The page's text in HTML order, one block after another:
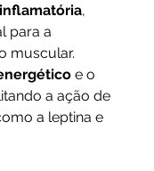
,
para a
muscular.
e o
a ação de
a leptina e